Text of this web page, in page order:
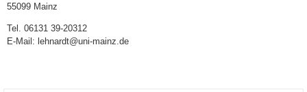
55099 Mainz
Tel. 06131 39-20312
E-Mail: lehnardt@uni-mainz.de